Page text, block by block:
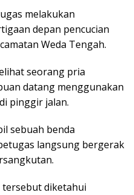
melakukan
depan pencucian
Weda Tengah.
seorang pria
datang menggunakan
pinggir jalan.
sebuah benda
langsung bergerak
tersebut diketahui